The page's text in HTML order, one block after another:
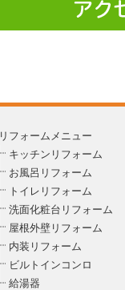
リフォームメニュー
キッチンリフォーム
お風呂リフォーム
トイレリフォーム
洗面化粧台リフォーム
屋根外壁リフォーム
内装リフォーム
ビルトインコンロ
給湯器